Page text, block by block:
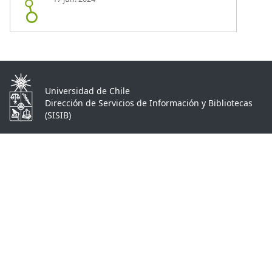
Universidad de Chile
Dirección de Servicios de Información y Bibliotecas
(SISIB)